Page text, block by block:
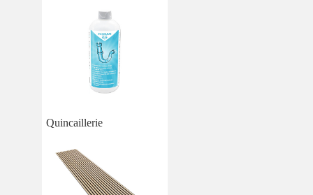
Quincaillerie